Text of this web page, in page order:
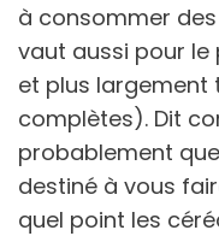
à consommer
vaut aussi pour
et plus largement
complètes). Dit
probablement
destiné à vous
quel point les